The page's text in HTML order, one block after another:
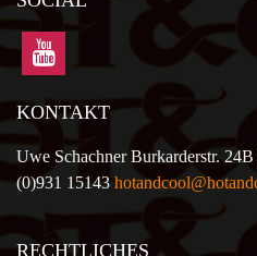
KONTAKT
Uwe Schachner Burkarderstr.
(0)931 15143
RECHTLICHES